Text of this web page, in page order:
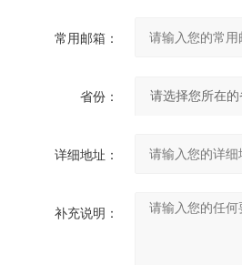
常用邮箱：
省份：
详细地址：
补充说明：